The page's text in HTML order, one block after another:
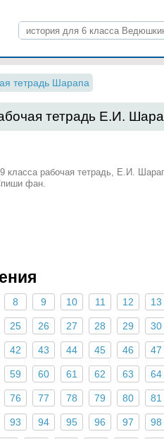
тетрадь Шарапа
тетрадь Е.И.
класса рабочая тетрадь, Е.И.
фан.
8 9 10 11 12 13
25 26 27 28 29 30
42 43 44 45 46 47
59 60 61 62 63 64
76 77 78 79 80 81
93 94 95 96 97 98